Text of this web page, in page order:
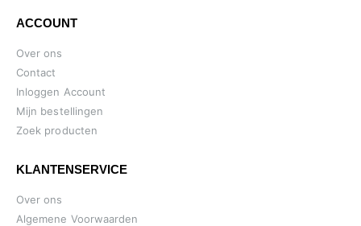
ACCOUNT
Over ons
Contact
Inloggen Account
Mijn bestellingen
Zoek producten
KLANTENSERVICE
Over ons
Algemene Voorwaarden